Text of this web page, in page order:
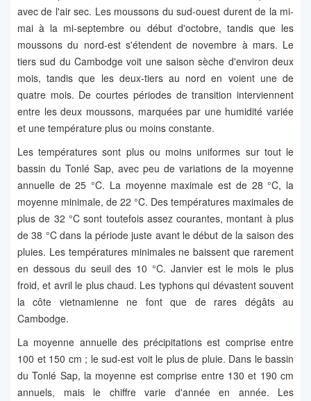
avec de l'air sec. Les moussons du sud-ouest durent de la mi-
mai à la mi-septembre ou début d'octobre, tandis que les
moussons du nord-est s'étendent de novembre à mars. Le
tiers sud du Cambodge voit une saison sèche d'environ deux
mois, tandis que les deux-tiers au nord en voient une de
quatre mois. De courtes périodes de transition interviennent
entre les deux moussons, marquées par une humidité variée
et une température plus ou moins constante.
Les températures sont plus ou moins uniformes sur tout le
bassin du Tonlé Sap, avec peu de variations de la moyenne
annuelle de 25 °C. La moyenne maximale est de 28 °C, la
moyenne minimale, de 22 °C. Des températures maximales de
plus de 32 °C sont toutefois assez courantes, montant à plus
de 38 °C dans la période juste avant le début de la saison des
pluies. Les températures minimales ne baissent que rarement
en dessous du seuil des 10 °C. Janvier est le mois le plus
froid, et avril le plus chaud. Les typhons qui dévastent souvent
la côte vietnamienne ne font que de rares dégâts au
Cambodge.
La moyenne annuelle des précipitations est comprise entre
100 et 150 cm ; le sud-est voit le plus de pluie. Dans le bassin
du Tonlé Sap, la moyenne est comprise entre 130 et 190 cm
annuels, mais le chiffre varie d'année en année. Les